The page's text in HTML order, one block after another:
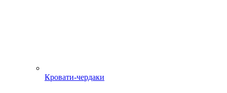
Кровати-чердаки